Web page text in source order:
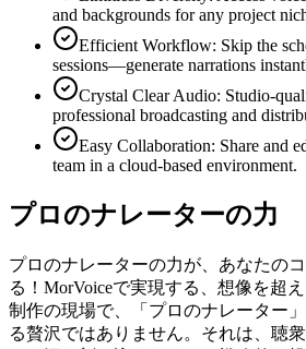
and backgrounds for any project
Efficient Workflow: Skip the
sessions—generate narrations
Crystal Clear Audio: Studio-
professional broadcasting and
Easy Collaboration: Share and
team in a cloud-based environment.
プロのナレーターの力
プロのナレーターの力が、あなたの
る！MorVoiceで実現する、想像を超
制作の現場で、「プロのナレーター
る贅沢ではありません。それは、聴